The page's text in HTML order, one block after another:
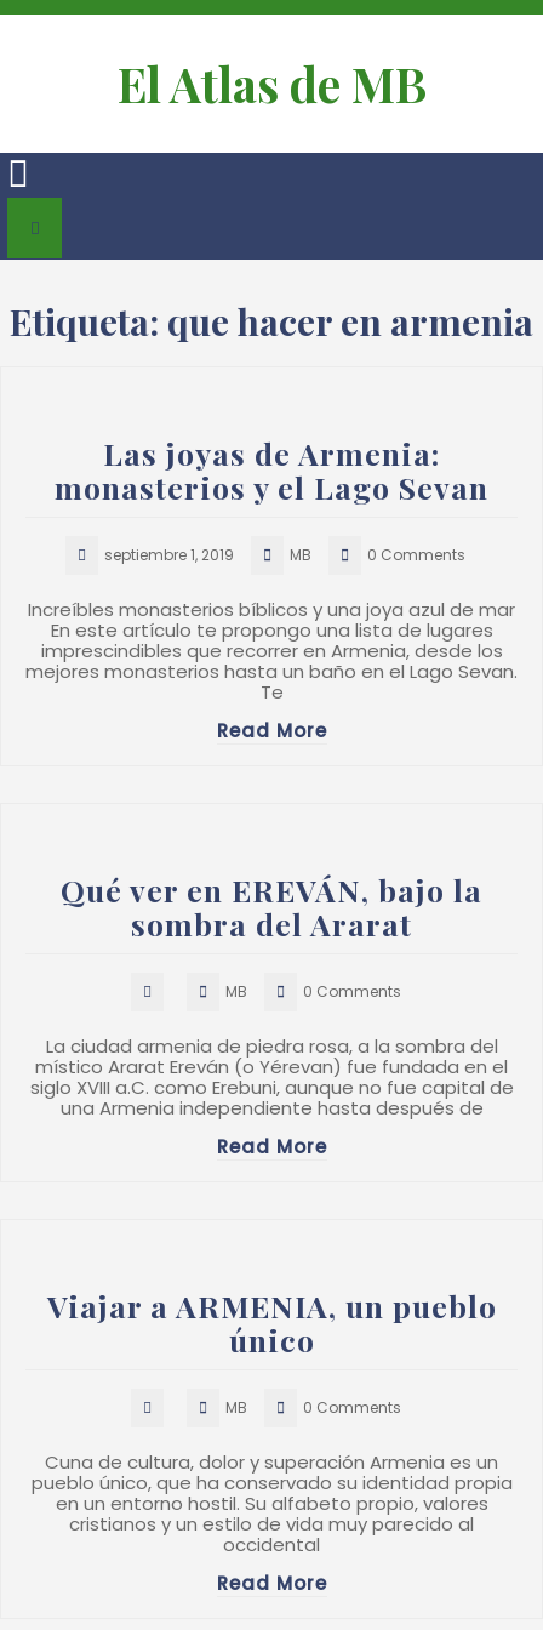
El Atlas de MB
Etiqueta: que hacer en armenia
Las joyas de Armenia:
monasterios y el Lago Sevan
septiembre 1, 2019 MB 0 Comments
Increíbles monasterios bíblicos y una joya azul de mar
En este artículo te propongo una lista de lugares
imprescindibles que recorrer en Armenia, desde los
mejores monasterios hasta un baño en el Lago Sevan.
Te
Read More
Qué ver en EREVÁN, bajo la
sombra del Ararat
MB 0 Comments
La ciudad armenia de piedra rosa, a la sombra del
místico Ararat Ereván (o Yérevan) fue fundada en el
siglo XVIII a.C. como Erebuni, aunque no fue capital de
una Armenia independiente hasta después de
Read More
Viajar a ARMENIA, un pueblo
único
MB 0 Comments
Cuna de cultura, dolor y superación Armenia es un
pueblo único, que ha conservado su identidad propia
en un entorno hostil. Su alfabeto propio, valores
cristianos y un estilo de vida muy parecido al
occidental
Read More